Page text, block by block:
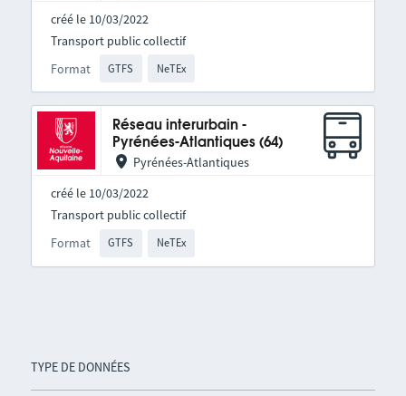
TYPE DE DONNÉES
créé le 10/03/2022
Format GTFS NeTEx
Transport public collectif
Réseau interurbain -
Pyrénées-Atlantiques (64)
Pyrénées-Atlantiques
créé le 10/03/2022
Format GTFS NeTEx
Transport public collectif